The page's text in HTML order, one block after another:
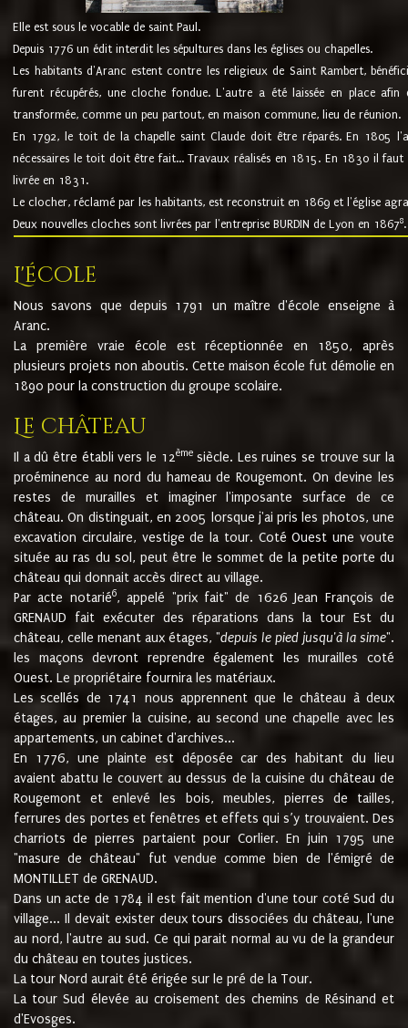
Elle est sous le vocable de saint Paul.
Depuis 1776 un édit interdit les sépultures dans les églises ou chapelles.
Les habitants d'Aranc estent contre les religieux de Saint Rambert,
furent récupérés, une cloche fondue. L'autre a été laissée en place
transformée, comme un peu partout, en maison commune, lieu de réunion.
En 1792, le toit de la chapelle saint Claude doit être réparés. En 1805
nécessaires le toit doit être fait... Travaux réalisés en 1815. En 1830 il
livrée en 1831.
Le clocher, réclamé par les habitants, est reconstruit en 1869 et l'église
Deux nouvelles cloches sont livrées par l'entreprise BURDIN de Lyon en 18678.
L'école
Nous savons que depuis 1791 un maître d'école enseigne à
Aranc.
La première vraie école est réceptionnée en 1850, après
plusieurs projets non aboutis. Cette maison école fut démolie en
1890 pour la construction du groupe scolaire.
Le château
Il a dû être établi vers le 12èmesiècle. Les ruines se trouve sur la
proéminence au nord du hameau de Rougemont. On devine les
restes de murailles et imaginer l'imposante surface de ce
château. On distinguait, en 2005 lorsque j'ai pris les photos, une
excavation circulaire, vestige de la tour. Coté Ouest une voute
située au ras du sol, peut être le sommet de la petite porte du
château qui donnait accès direct au village.
Par acte notarié6, appelé "prix fait" de 1626 Jean François de
GRENAUD fait exécuter des réparations dans la tour Est du
château, celle menant aux étages, "depuis le pied jusqu'à la sime".
les maçons devront reprendre également les murailles coté
Ouest. Le propriétaire fournira les matériaux.
Les scellés de 1741 nous apprennent que le château à deux
étages, au premier la cuisine, au second une chapelle avec les
appartements, un cabinet d'archives...
En 1776, une plainte est déposée car des habitant du lieu
avaient abattu le couvert au dessus de la cuisine du château de
Rougemont et enlevé les bois, meubles, pierres de tailles,
ferrures des portes et fenêtres et effets qui s’y trouvaient. Des
charriots de pierres partaient pour Corlier. En juin 1795 une
"masure de château" fut vendue comme bien de l'émigré de
MONTILLET de GRENAUD.
Dans un acte de 1784 il est fait mention d'une tour coté Sud du
village... Il devait exister deux tours dissociées du château, l'une
au nord, l'autre au sud. Ce qui parait normal au vu de la grandeur
du château en toutes justices.
La tour Nord aurait été érigée sur le pré de la Tour.
La tour Sud élevée au croisement des chemins de Résinand et
d'Evosges.